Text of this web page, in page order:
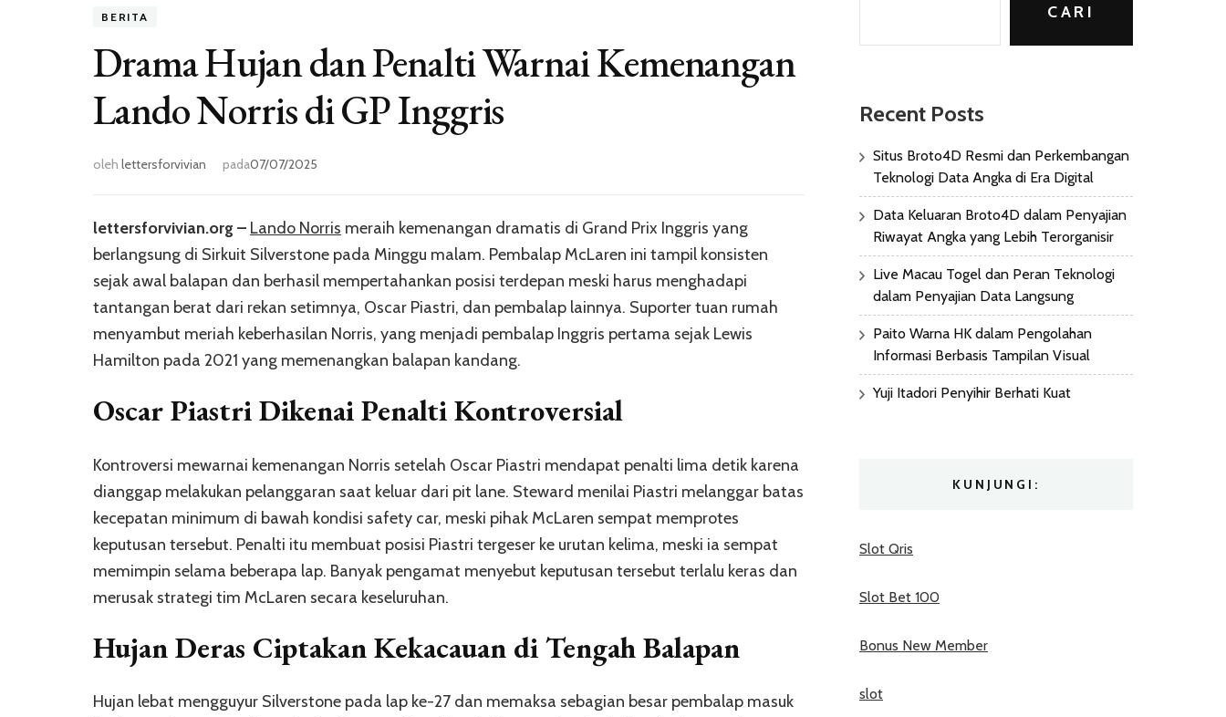
BERITA
Drama Hujan dan Penalti Warnai Kemenangan
Lando Norris di GP Inggris
oleh lettersforvivian pada07/07/2025
lettersforvivian.org – Lando Norris meraih kemenangan dramatis di Grand Prix Inggris yang
berlangsung di Sirkuit Silverstone pada Minggu malam. Pembalap McLaren ini tampil konsisten
sejak awal balapan dan berhasil mempertahankan posisi terdepan meski harus menghadapi
tantangan berat dari rekan setimnya, Oscar Piastri, dan pembalap lainnya. Suporter tuan rumah
menyambut meriah keberhasilan Norris, yang menjadi pembalap Inggris pertama sejak Lewis
Hamilton pada 2021 yang memenangkan balapan kandang.
Oscar Piastri Dikenai Penalti Kontroversial
Kontroversi mewarnai kemenangan Norris setelah Oscar Piastri mendapat penalti lima detik karena
dianggap melakukan pelanggaran saat keluar dari pit lane. Steward menilai Piastri melanggar batas
kecepatan minimum di bawah kondisi safety car, meski pihak McLaren sempat memprotes
keputusan tersebut. Penalti itu membuat posisi Piastri tergeser ke urutan kelima, meski ia sempat
memimpin selama beberapa lap. Banyak pengamat menyebut keputusan tersebut terlalu keras dan
merusak strategi tim McLaren secara keseluruhan.
Hujan Deras Ciptakan Kekacauan di Tengah Balapan
Hujan lebat mengguyur Silverstone pada lap ke-27 dan memaksa sebagian besar pembalap masuk
CARI
Recent Posts
Situs Broto4D Resmi dan Perkembangan
Teknologi Data Angka di Era Digital
Data Keluaran Broto4D dalam Penyajian
Riwayat Angka yang Lebih Terorganisir
Live Macau Togel dan Peran Teknologi
dalam Penyajian Data Langsung
Paito Warna HK dalam Pengolahan
Informasi Berbasis Tampilan Visual
Yuji Itadori Penyihir Berhati Kuat
KUNJUNGI:
Slot Qris
Slot Bet 100
Bonus New Member
slot